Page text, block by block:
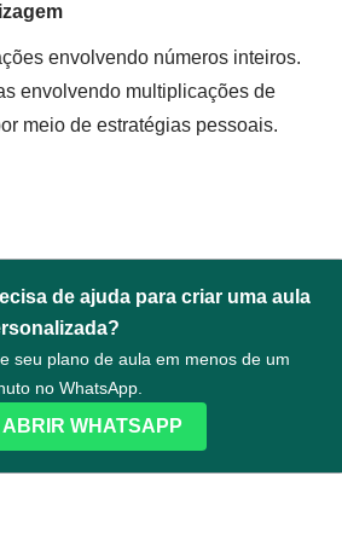
envolvendo números inteiros.
envolvendo multiplicações de
meio de estratégias pessoais.
de ajuda para criar uma aula
seu plano de aula em menos de um
no WhatsApp.
ABRIR WHATSAPP